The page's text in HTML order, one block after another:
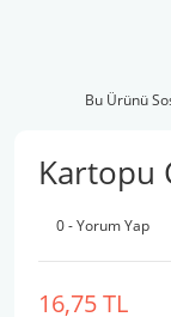
Bu Ürünü
Kartopu
0 - Yorum Yap
16,75 TL